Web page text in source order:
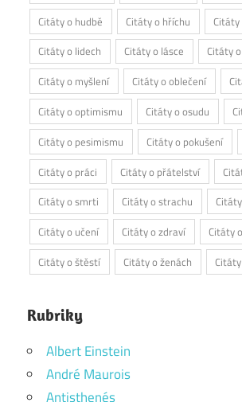
Citáty o hudbě
Citáty o hříchu
Citáty
Citáty o lidech
Citáty o lásce
Citáty
Citáty o myšlení
Citáty o oblečení
Citáty o optimismu
Citáty o osudu
Citáty o pesimismu
Citáty o pokušení
Citáty o práci
Citáty o přátelství
Citáty o smrti
Citáty o strachu
Citáty o učení
Citáty o zdraví
Citáty
Citáty o štěstí
Citáty o ženách
Rubriky
Albert Einstein
André Maurois
Antisthenés